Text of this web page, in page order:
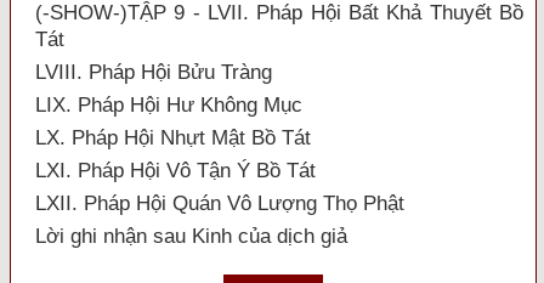
(-SHOW-)TẬP 9 - LVII. Pháp Hội Bất Khả Thuyết Bồ
Tát
LVIII. Pháp Hội Bửu Tràng
LIX. Pháp Hội Hư Không Mục
LX. Pháp Hội Nhựt Mật Bồ Tát
LXI. Pháp Hội Vô Tận Ý Bồ Tát
LXII. Pháp Hội Quán Vô Lượng Thọ Phật
Lời ghi nhận sau Kinh của dịch giả